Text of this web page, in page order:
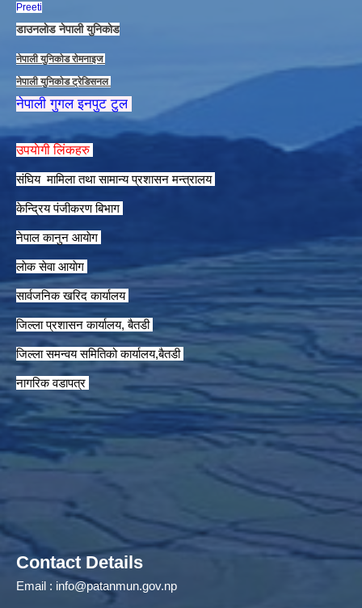
Preeti
डाउनलाेड नेपाली युनिकाेड
नेपाली युनिकाेड राेमनाइज
नेपाली युनिकाेड ट्रेडिसनल
नेपाली गुगल इनपुट टुल
उपयाेगी लिंकहरु
संघिय मामिला तथा सामान्य प्रशासन मन्त्रालय
केन्द्रिय पंजीकरण बिभाग
नेपाल कानुन आयाेग
लाेक सेवा आयाेग
सार्वजनिक खरिद कार्यालय
जिल्ला प्रशासन कार्यालय, बैतडी
जिल्ला समन्वय समितिको कार्यालय,बैतडी
नागरिक वडापत्र
Contact Details
Email : info@patanmun.gov.np